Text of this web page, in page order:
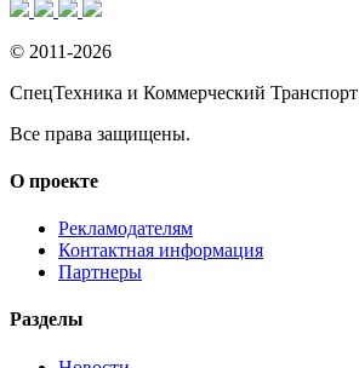
© 2011-2026
СпецТехника и Коммерческий Транспорт
Все права защищены.
О проекте
Рекламодателям
Контактная информация
Партнеры
Разделы